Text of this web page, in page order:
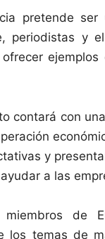
pretende
periodistas y
contará con
y
a las
de
los temas de